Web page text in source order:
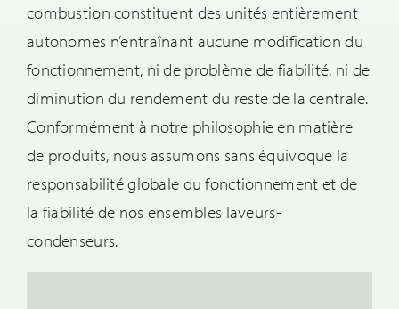
combustion constituent des unités entièrement
autonomes n’entraînant aucune modification du
fonctionnement, ni de problème de fiabilité, ni de
diminution du rendement du reste de la centrale.
Conformément à notre philosophie en matière
de produits, nous assumons sans équivoque la
responsabilité globale du fonctionnement et de
la fiabilité de nos ensembles laveurs-
condenseurs.